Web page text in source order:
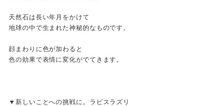
天然石は長い年月をかけて
地球の中で生まれた神秘的なものです。
顔まわりに色が加わると
色の効果で表情に変化がでてきます。
▼新しいことへの挑戦に。ラピスラズリ